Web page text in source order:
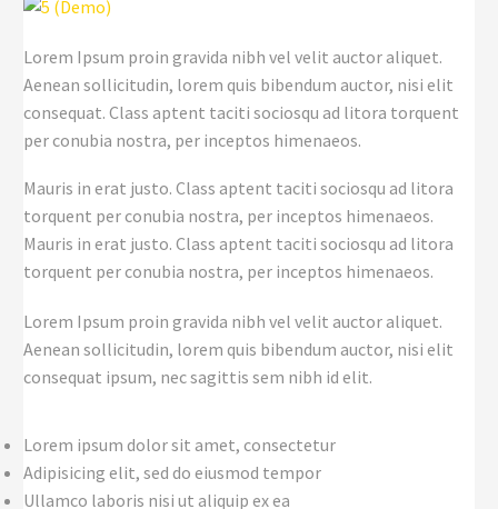
Lorem Ipsum proin gravida nibh vel velit auctor aliquet.
Aenean sollicitudin, lorem quis bibendum auctor, nisi elit
consequat. Class aptent taciti sociosqu ad litora torquent
per conubia nostra, per inceptos himenaeos.
Mauris in erat justo. Class aptent taciti sociosqu ad litora
torquent per conubia nostra, per inceptos himenaeos.
Mauris in erat justo. Class aptent taciti sociosqu ad litora
torquent per conubia nostra, per inceptos himenaeos.
Lorem Ipsum proin gravida nibh vel velit auctor aliquet.
Aenean sollicitudin, lorem quis bibendum auctor, nisi elit
consequat ipsum, nec sagittis sem nibh id elit.
Lorem ipsum dolor sit amet, consectetur
Adipisicing elit, sed do eiusmod tempor
Ullamco laboris nisi ut aliquip ex ea